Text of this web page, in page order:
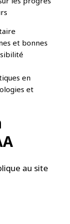
et bonnes
en
et
au site